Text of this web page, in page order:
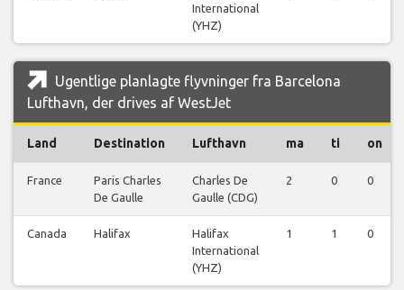
International
(YHZ)
Ugentlige planlagte flyvninger fra Barcelona
Lufthavn, der drives af WestJet
Land Destination Lufthavn ma ti on
France
Paris Charles
De Gaulle
Charles De
Gaulle (CDG)
2 0 0
Canada Halifax
Halifax
International
(YHZ)
1 1 0